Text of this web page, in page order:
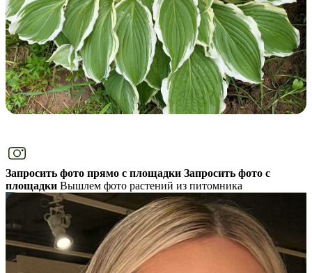
Запросить фото прямо с площадки Запросить фото с
площадки Вышлем фото растений из питомника